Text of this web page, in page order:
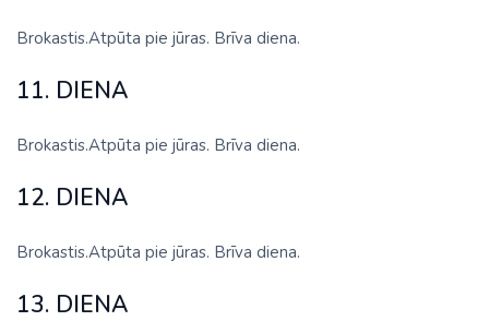
Brokastis.Atpūta pie jūras. Brīva diena.
11. DIENA
Brokastis.Atpūta pie jūras. Brīva diena.
12. DIENA
Brokastis.Atpūta pie jūras. Brīva diena.
13. DIENA